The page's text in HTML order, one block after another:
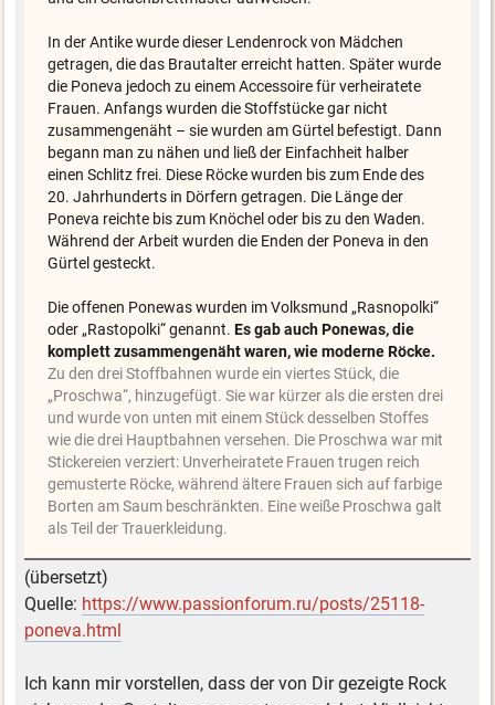
In der Antike wurde dieser Lendenrock von Mädchen
getragen, die das Brautalter erreicht hatten. Später wurde
die Poneva jedoch zu einem Accessoire für verheiratete
Frauen. Anfangs wurden die Stoffstücke gar nicht
zusammengenäht – sie wurden am Gürtel befestigt. Dann
begann man zu nähen und ließ der Einfachheit halber
einen Schlitz frei. Diese Röcke wurden bis zum Ende des
20. Jahrhunderts in Dörfern getragen. Die Länge der
Poneva reichte bis zum Knöchel oder bis zu den Waden.
Während der Arbeit wurden die Enden der Poneva in den
Gürtel gesteckt.
Die offenen Ponewas wurden im Volksmund „Rasnopolki“
oder „Rastopolki“ genannt. Es gab auch Ponewas, die
komplett zusammengenäht waren, wie moderne Röcke.
Zu den drei Stoffbahnen wurde ein viertes Stück, die
„Proschwa“, hinzugefügt. Sie war kürzer als die ersten drei
und wurde von unten mit einem Stück desselben Stoffes
wie die drei Hauptbahnen versehen. Die Proschwa war mit
Stickereien verziert: Unverheiratete Frauen trugen reich
gemusterte Röcke, während ältere Frauen sich auf farbige
Borten am Saum beschränkten. Eine weiße Proschwa galt
als Teil der Trauerkleidung.
(übersetzt)
Quelle: https://www.passionforum.ru/posts/25118-
poneva.html
Ich kann mir vorstellen, dass der von Dir gezeigte Rock